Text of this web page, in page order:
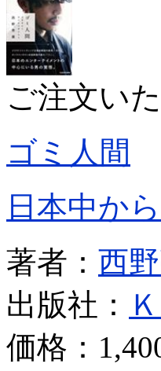
ご注文い
ゴミ人間
日本中か
著者： 西
出版社：
価格：